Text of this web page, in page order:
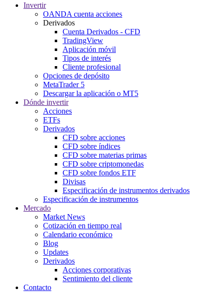
Invertir
OANDA cuenta acciones
Derivados
Cuenta Derivados - CFD
TradingView
Aplicación móvil
Tipos de interés
Cliente profesional
Opciones de depósito
MetaTrader 5
Descargar la aplicación o MT5
Dónde invertir
Acciones
ETFs
Derivados
CFD sobre acciones
CFD sobre índices
CFD sobre materias primas
CFD sobre criptomonedas
CFD sobre fondos ETF
Divisas
Especificación de instrumentos derivados
Especificación de instrumentos
Mercado
Market News
Cotización en tiempo real
Calendario económico
Blog
Updates
Derivados
Acciones corporativas
Sentimiento del cliente
Contacto